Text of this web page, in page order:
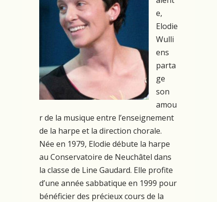
e,
Elodie
Wulli
ens
parta
ge
son
amou
r de la musique entre l’enseignement
de la harpe et la direction chorale.
Née en 1979, Elodie débute la harpe
au Conservatoire de Neuchâtel dans
la classe de Line Gaudard. Elle profite
d’une année sabbatique en 1999 pour
bénéficier des précieux cours de la